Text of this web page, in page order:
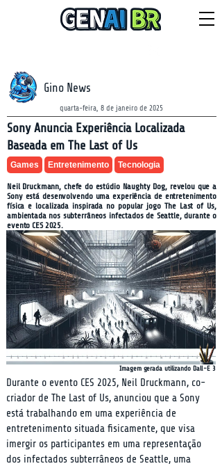
Gino News
quarta-feira, 8 de janeiro de 2025
Sony Anuncia Experiência Localizada
Baseada em The Last of Us
Games Entretenimento Tecnologia
Neil Druckmann, chefe do estúdio Naughty Dog, revelou que a
Sony está desenvolvendo uma experiência de entretenimento
física e localizada inspirada no popular jogo The Last of Us,
ambientada nos subterrâneos infectados de Seattle, durante o
evento CES 2025.
Imagem gerada utilizando Dall-E 3
Durante o evento CES 2025, Neil Druckmann, co-
criador de The Last of Us, anunciou que a Sony
está trabalhando em uma experiência de
entretenimento situada fisicamente, que visa
imergir os participantes em uma representação
dos infectados subterrâneos de Seattle, uma